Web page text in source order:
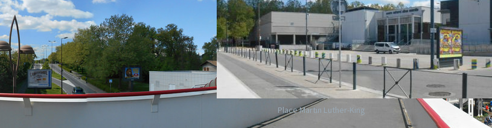
Place Martin Luther-King